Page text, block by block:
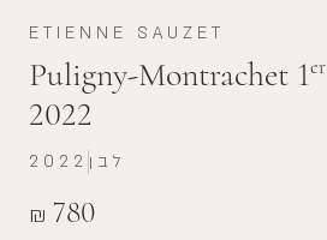
ETIENNE SAUZET
Puligny-Montrachet 1er
2022
₪ 780
2022 לבן